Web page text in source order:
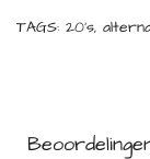
TAGS: 20's,